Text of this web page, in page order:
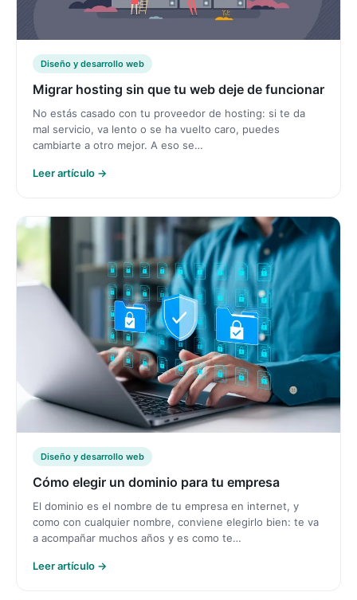
Diseño y desarrollo web
Migrar hosting sin que tu web deje de funcionar
No estás casado con tu proveedor de hosting: si te da
mal servicio, va lento o se ha vuelto caro, puedes
cambiarte a otro mejor. A eso se…
Leer artículo →
Diseño y desarrollo web
Cómo elegir un dominio para tu empresa
El dominio es el nombre de tu empresa en internet, y
como con cualquier nombre, conviene elegirlo bien: te va
a acompañar muchos años y es como te…
Leer artículo →